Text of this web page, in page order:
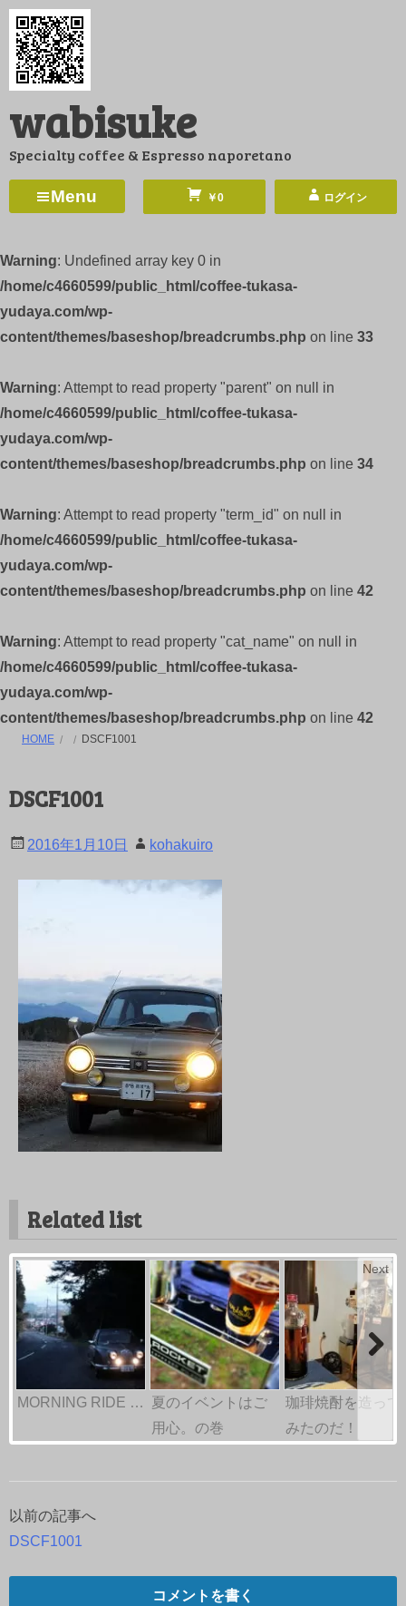
コ
ン
ツ
ス
ッ
wabisuke
Specialty coffee & Espresso naporetano
Menu ￥0 ログイン
Warning: Undefined array key 0 in
/home/c4660599/public_html/coffee-tukasa-
yudaya.com/wp-
content/themes/baseshop/breadcrumbs.php on line 33
Warning: Attempt to read property "parent" on null in
/home/c4660599/public_html/coffee-tukasa-
yudaya.com/wp-
content/themes/baseshop/breadcrumbs.php on line 34
Warning: Attempt to read property "term_id" on null in
/home/c4660599/public_html/coffee-tukasa-
yudaya.com/wp-
content/themes/baseshop/breadcrumbs.php on line 42
Warning: Attempt to read property "cat_name" on null in
/home/c4660599/public_html/coffee-tukasa-
yudaya.com/wp-
content/themes/baseshop/breadcrumbs.php on line 42
HOME DSCF1001
DSCF1001
2016年1月10日 kohakuiro
Related list
MORNING RIDE …
夏のイベントはご
用心。の巻
珈琲焼酎を造って
みたのだ！
Next
投
以前の記事へ
DSCF1001
コメントを書く